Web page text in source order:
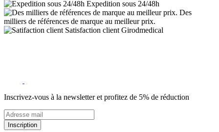
Expedition sous 24/48h
Des
milliers de références de marque au meilleur prix.
Satisfaction client Girodmedical
Inscrivez-vous à la newsletter et profitez de 5% de réduction
Inscription